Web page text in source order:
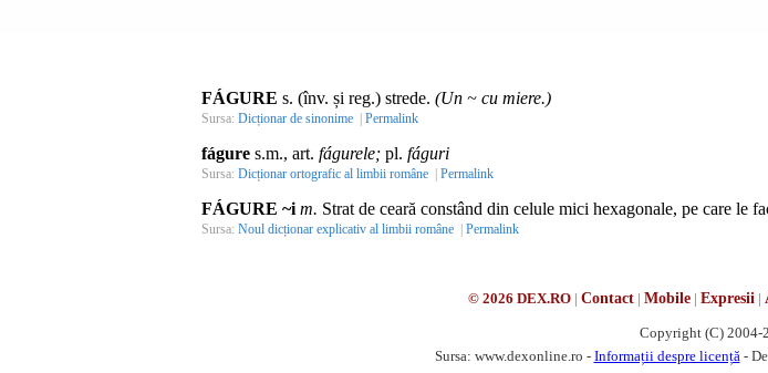
FÁGURE s. (înv. și reg.) strede. (Un ~ cu miere.)
Sursa: Dicționar de sinonime | Permalink
fágure s.m., art. fágurele; pl. fáguri
Sursa: Dicționar ortografic al limbii române | Permalink
FÁGURE ~i m. Strat de ceară constând din celule mici hexagonale, pe care le
Sursa: Noul dicționar explicativ al limbii române | Permalink
© 2026 DEX.RO| Contact| Mobile| Expresii |
Copyright (C) 2004-
Sursa: www.dexonline.ro - Informații despre licență -